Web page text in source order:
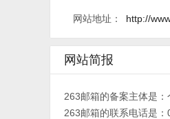
网站地址： http://
网站简报
263邮箱的备案主体是：
263邮箱的联系电话是